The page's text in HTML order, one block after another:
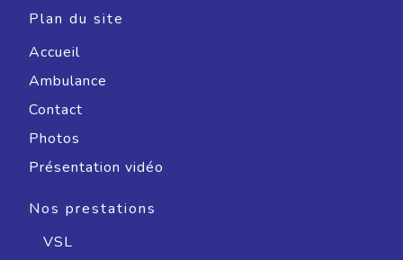
Plan du site
Accueil
Ambulance
Contact
Photos
Présentation vidéo
Nos prestations
VSL